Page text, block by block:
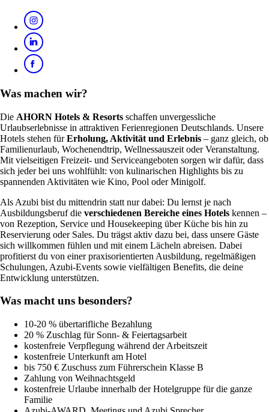
Was machen wir?
Die AHORN Hotels & Resorts schaffen unvergessliche
Urlaubserlebnisse in attraktiven Ferienregionen Deutschlands. Unsere
Hotels stehen fürErholung, Aktivität und Erlebnis – ganz gleich, ob
Familienurlaub, Wochenendtrip, Wellnessauszeit oder Veranstaltung.
Mit vielseitigen Freizeit- und Serviceangeboten sorgen wir dafür, dass
sich jeder bei uns wohlfühlt: von kulinarischen Highlights bis zu
spannenden Aktivitäten wie Kino, Pool oder Minigolf.
Als Azubi bist du mittendrin statt nur dabei: Du lernst je nach
Ausbildungsberuf die verschiedenen Bereiche eines Hotels kennen –
von Rezeption, Service und Housekeeping über Küche bis hin zu
Reservierung oder Sales. Du trägst aktiv dazu bei, dass unsere Gäste
sich willkommen fühlen und mit einem Lächeln abreisen. Dabei
profitierst du von einer praxisorientierten Ausbildung, regelmäßigen
Schulungen, Azubi-Events sowie vielfältigen Benefits, die deine
Entwicklung unterstützen.
Was macht uns besonders?
10-20 % übertarifliche Bezahlung
20 % Zuschlag für Sonn- & Feiertagsarbeit
kostenfreie Verpflegung während der Arbeitszeit
kostenfreie Unterkunft am Hotel
bis 750 € Zuschuss zum Führerschein Klasse B
Zahlung von Weihnachtsgeld
kostenfreie Urlaube innerhalb der Hotelgruppe für die ganze
Familie